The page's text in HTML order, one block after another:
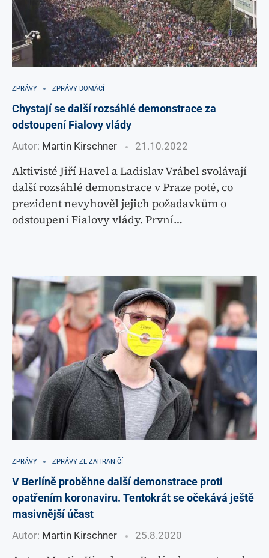
ZPRÁVY ZPRÁVY DOMÁCÍ
Chystají se další rozsáhlé demonstrace za
odstoupení Fialovy vlády
Autor: Martin Kirschner 21.10.2022
Aktivisté Jiří Havel a Ladislav Vrábel svolávají
další rozsáhlé demonstrace v Praze poté, co
prezident nevyhověl jejich požadavkům o
odstoupení Fialovy vlády. První…
ZPRÁVY ZPRÁVY ZE ZAHRANIČÍ
V Berlíně proběhne další demonstrace proti
opatřením koronaviru. Tentokrát se očekává ještě
masivnější účast
Autor: Martin Kirschner 25.8.2020